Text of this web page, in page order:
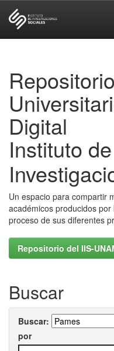
Repositorio
Digital
Instituto de
Un espacio para compartir
académicos producidos
proceso de sus diferentes
Repositorio del IIS-
Buscar
Buscar:
por